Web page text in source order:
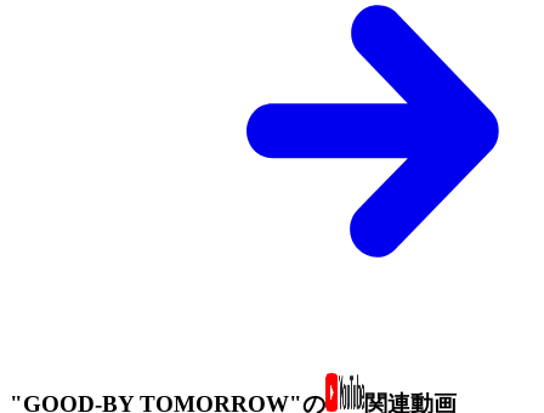
"GOOD-BY TOMORROW"の 関連動画